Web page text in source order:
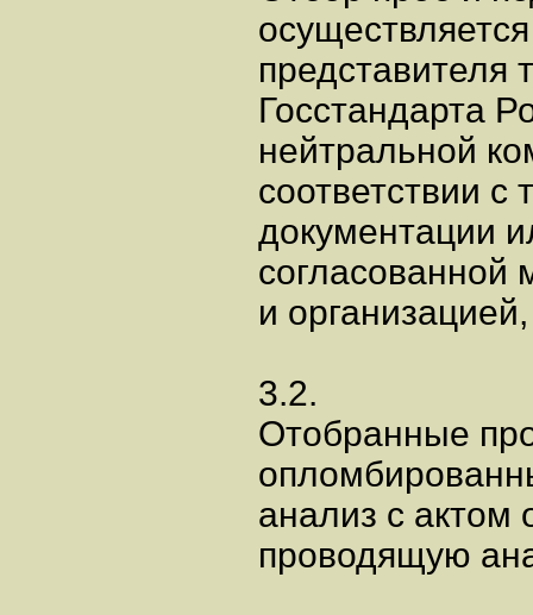
представителя
Госстандарта
нейтральной
соответствии
документации
согласованной
и
3.2.
Отобранные
анализ с актом
проводящую